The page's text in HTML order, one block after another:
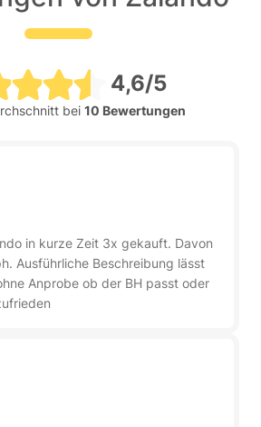
4,6/5
bei 10 Bewertungen
in kurze Zeit 3x gekauft. Davon
Ausführliche Beschreibung lässt
Anprobe ob der BH passt oder